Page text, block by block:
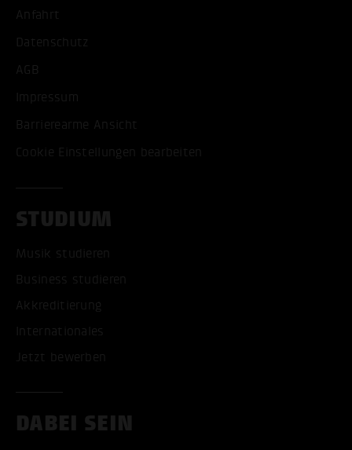
Anfahrt
Datenschutz
AGB
Impressum
Barrierearme Ansicht
Cookie Einstellungen bearbeiten
STUDIUM
Musik studieren
Business studieren
Akkreditierung
Internationales
Jetzt bewerben
DABEI SEIN